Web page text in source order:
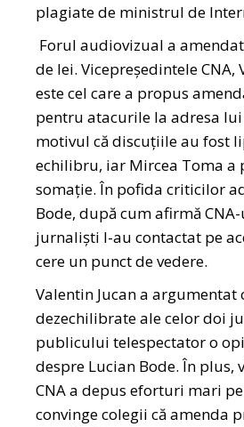
plagiate de ministrul de
Forul audiovizual a
de lei. Vicepreşedintele CNA,
este cel care a propus
pentru atacurile la adresa lui
motivul că discuțiile au fost
echilibru, iar Mircea Toma a
somaţie. În pofida criticilor
Bode, după cum afirmă
jurnaliști l-au contactat pe
cere un punct de vedere.
Valentin Jucan a argumentat
dezechilibrate ale celor doi
publicului telespectator o
despre Lucian Bode. În plus,
CNA a depus eforturi mari
convinge colegii că amenda